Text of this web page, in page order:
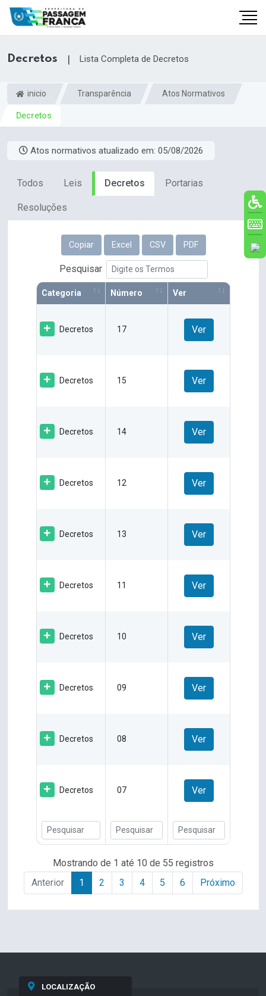
Decretos | Lista Completa de Decretos
inicio Transparência Atos Normativos
Decretos
Atos normativos atualizado em: 05/08/2026
Todos Leis Decretos Portarias
Resoluções
Copiar Excel CSV PDF
Pesquisar
Categoria Número Ver
Decretos 17 Ver
Decretos 15 Ver
Decretos 14 Ver
Decretos 12 Ver
Decretos 13 Ver
Decretos 11 Ver
Decretos 10 Ver
Decretos 09 Ver
Decretos 08 Ver
Decretos 07 Ver
Mostrando de 1 até 10 de 55 registros
Anterior
1 2 3 4 5 6 Próximo
LOCALIZAÇÃO